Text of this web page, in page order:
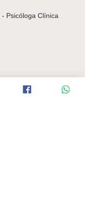
- Psicóloga Clínica